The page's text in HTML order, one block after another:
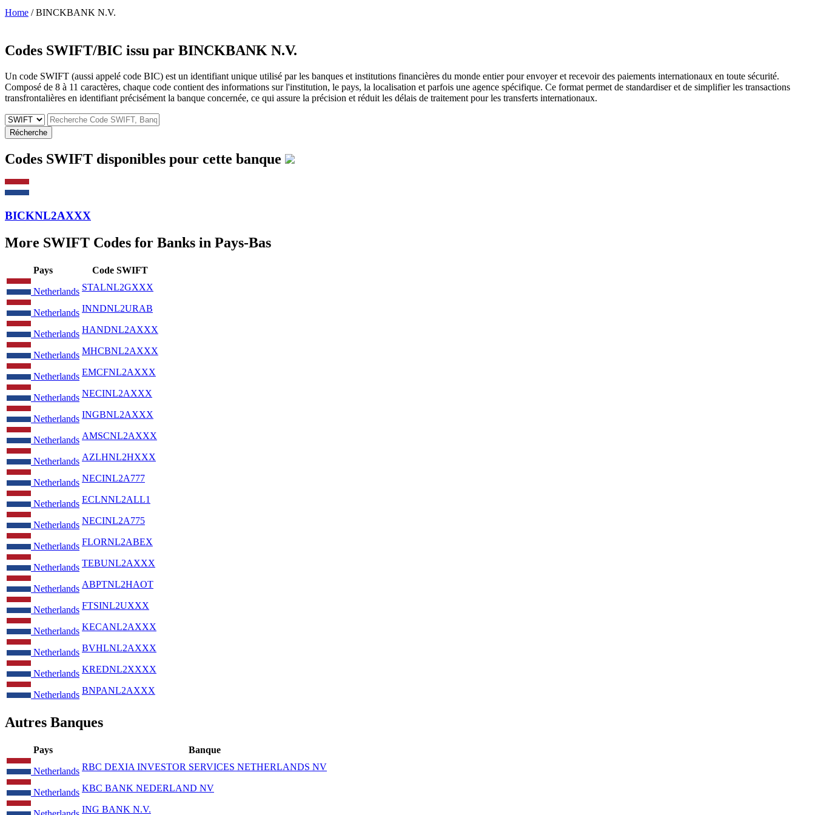
Home / BINCKBANK N.V.
Codes SWIFT/BIC issu par BINCKBANK N.V.
Un code SWIFT (aussi appelé code BIC) est un identifiant unique utilisé par les banques et institutions financières du monde entier pour envoyer et recevoir des paiements internationaux en toute sécurité.
Composé de 8 à 11 caractères, chaque code contient des informations sur l'institution, le pays, la localisation et parfois une agence spécifique. Ce format permet de standardiser et de simplifier les transactions
transfrontalières en identifiant précisément la banque concernée, ce qui assure la précision et réduit les délais de traitement pour les transferts internationaux.
Récherche
Codes SWIFT disponibles pour cette banque
BICKNL2AXXX
More SWIFT Codes for Banks in Pays-Bas
Pays Code SWIFT
Netherlands STALNL2GXXX
Netherlands INNDNL2URAB
Netherlands HANDNL2AXXX
Netherlands MHCBNL2AXXX
Netherlands EMCFNL2AXXX
Netherlands NECINL2AXXX
Netherlands INGBNL2AXXX
Netherlands AMSCNL2AXXX
Netherlands AZLHNL2HXXX
Netherlands NECINL2A777
Netherlands ECLNNL2ALL1
Netherlands NECINL2A775
Netherlands FLORNL2ABEX
Netherlands TEBUNL2AXXX
Netherlands ABPTNL2HAOT
Netherlands FTSINL2UXXX
Netherlands KECANL2AXXX
Netherlands BVHLNL2AXXX
Netherlands KREDNL2XXXX
Netherlands BNPANL2AXXX
Autres Banques
Pays Banque
Netherlands RBC DEXIA INVESTOR SERVICES NETHERLANDS NV
Netherlands KBC BANK NEDERLAND NV
ING BANK N.V.